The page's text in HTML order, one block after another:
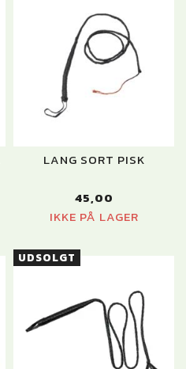
LANG SORT PISK
45,00
IKKE PÅ LAGER
UDSOLGT